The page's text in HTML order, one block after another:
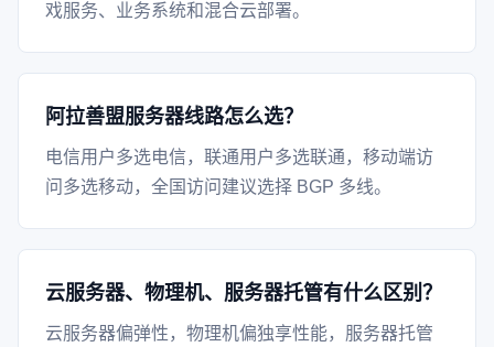
戏服务、业务系统和混合云部署。
阿拉善盟服务器线路怎么选？
电信用户多选电信，联通用户多选联通，移动端访
问多选移动，全国访问建议选择 BGP 多线。
云服务器、物理机、服务器托管有什么区别？
云服务器偏弹性，物理机偏独享性能，服务器托管